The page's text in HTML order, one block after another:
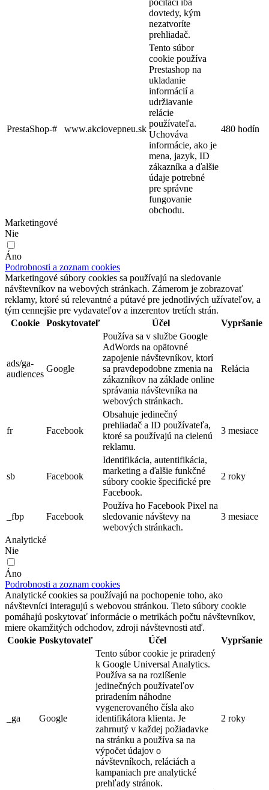
dovtedy, kým
nezatvoríte
prehliadač.
PrestaShop-# www.akciovepneu.sk
Tento súbor
cookie používa
Prestashop na
ukladanie
informácií a
udržiavanie
relácie
používateľa.
Uchováva
informácie, ako je
mena, jazyk, ID
zákazníka a ďalšie
údaje potrebné
pre správne
fungovanie
obchodu.
480 hodín
Marketingové
Nie
Áno
Podrobnosti a zoznam cookies
Marketingové súbory cookies sa používajú na sledovanie
návštevníkov na webových stránkach. Zámerom je zobrazovať
reklamy, ktoré sú relevantné a pútavé pre jednotlivých užívateľov, a
tým cennejšie pre vydavateľov a inzerentov tretích strán.
Cookie
Poskytovateľ Účel Vypršanie
ads/ga-
audiences
Google
Používa sa v službe Google
AdWords na opätovné
zapojenie návštevníkov, ktorí
sa pravdepodobne zmenia na
zákazníkov na základe online
správania návštevníka na
webových stránkach.
Relácia
fr Facebook
Obsahuje jedinečný
prehliadač a ID používateľa,
ktoré sa používajú na cielenú
reklamu.
3 mesiace
sb Facebook
Identifikácia, autentifikácia,
marketing a ďalšie funkčné
súbory cookie špecifické pre
Facebook.
2 roky
_fbp Facebook
Používa ho Facebook Pixel na
sledovanie návštevy na
webových stránkach.
3 mesiace
Analytické
Nie
Áno
Podrobnosti a zoznam cookies
Analytické cookies sa používajú na pochopenie toho, ako
návštevníci interagujú s webovou stránkou. Tieto súbory cookie
pomáhajú poskytovať informácie o metrikách počtu návštevníkov,
miere okamžitých odchodov, zdroji návštevnosti atď.
Cookie Poskytovateľ Účel Vypršanie
_ga Google
Tento súbor cookie je priradený
k Google Universal Analytics.
Používa sa na rozlíšenie
jedinečných používateľov
priradením náhodne
vygenerovaného čísla ako
identifikátora klienta. Je
zahrnutý v každej požiadavke
na stránku a používa sa na
výpočet údajov o
návštevníkoch, reláciách a
kampaniach pre analytické
prehľady stránok.
2 roky